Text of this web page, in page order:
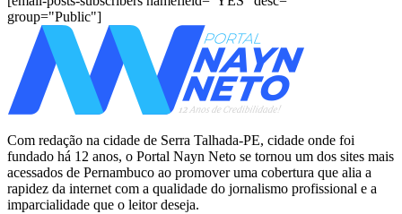
group="Public"]
Com redação na cidade de Serra Talhada-PE, cidade onde foi
fundado há 12 anos, o Portal Nayn Neto se tornou um dos sites mais
acessados de Pernambuco ao promover uma cobertura que alia a
rapidez da internet com a qualidade do jornalismo profissional e a
imparcialidade que o leitor deseja.